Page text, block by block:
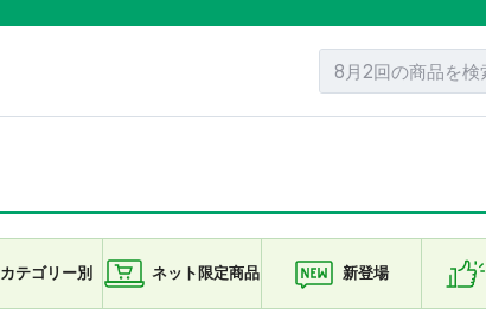
カテゴリー別 ネット限定商品 新登場